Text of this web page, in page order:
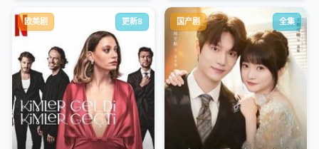
欧美剧 更新8 国产剧 全集